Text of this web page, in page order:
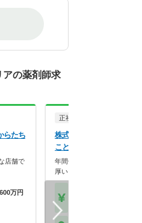
アの薬剤師求
らたち
店舗で
万円
正社員
株式会社ことぶきメディ
ことぶき薬局 松戸店
年間休日123日＆有給消化9
厚いフォロー体制…